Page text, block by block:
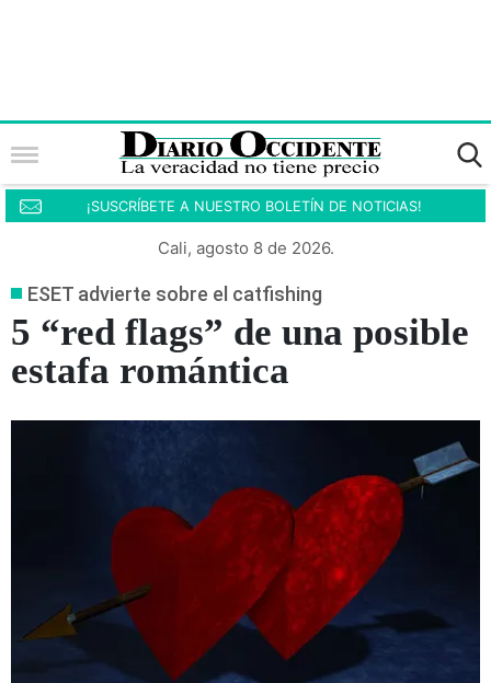
¡SUSCRÍBETE A NUESTRO BOLETÍN DE NOTICIAS!
Cali, agosto 8 de 2026.
ESET advierte sobre el catfishing
5 “red flags” de una posible
estafa romántica